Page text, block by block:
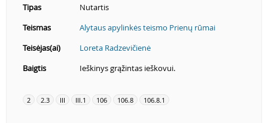
Tipas
Nutartis
Teismas
Alytaus apylinkės teismo Prienų rūmai
Teisėjas(ai)
Loreta Radzevičienė
Baigtis
Ieškinys grąžintas ieškovui.
2 2.3 III III.1 106 106.8 106.8.1